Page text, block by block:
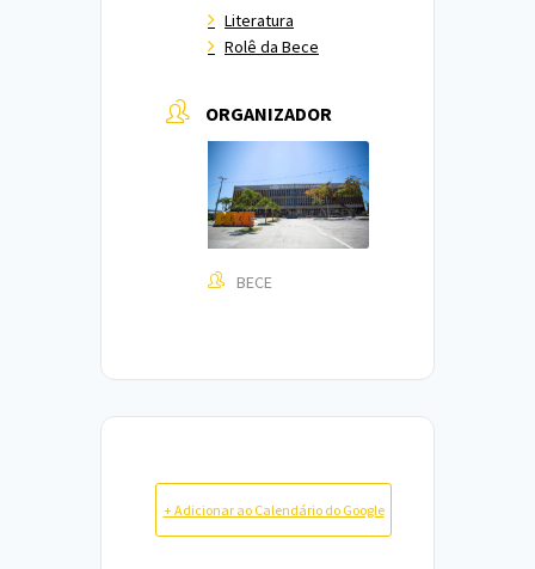
Literatura
Rolê da Bece
ORGANIZADOR
BECE
+ Adicionar ao Calendário do Google